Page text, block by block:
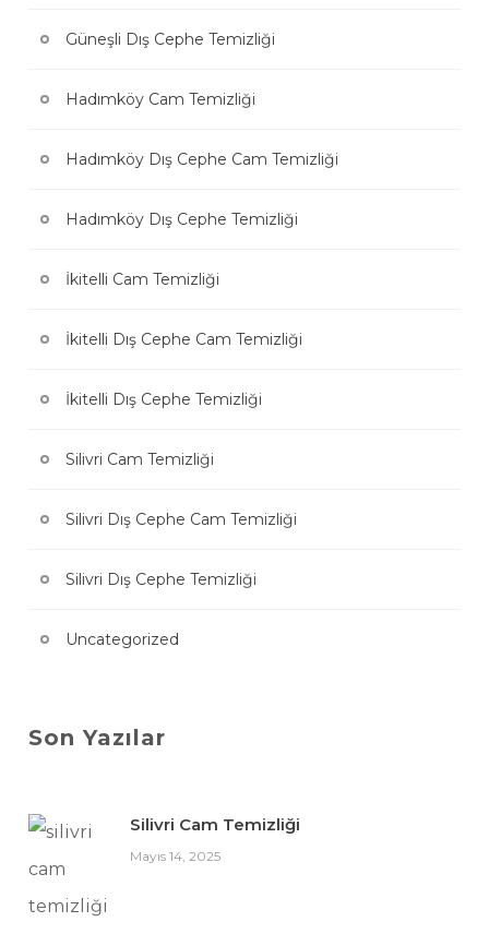
Güneşli Dış Cephe Temizliği
Hadımköy Cam Temizliği
Hadımköy Dış Cephe Cam Temizliği
Hadımköy Dış Cephe Temizliği
İkitelli Cam Temizliği
İkitelli Dış Cephe Cam Temizliği
İkitelli Dış Cephe Temizliği
Silivri Cam Temizliği
Silivri Dış Cephe Cam Temizliği
Silivri Dış Cephe Temizliği
Uncategorized
Son Yazılar
Silivri Cam Temizliği
Mayıs 14, 2025